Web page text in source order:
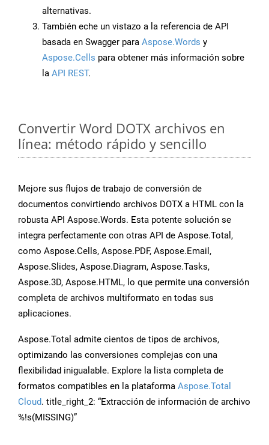
alternativas.
También eche un vistazo a la referencia de API
basada en Swagger para Aspose.Words y
Aspose.Cells para obtener más información sobre
la API REST.
Convertir Word DOTX archivos en
línea: método rápido y sencillo
Mejore sus flujos de trabajo de conversión de
documentos convirtiendo archivos DOTX a HTML con la
robusta API Aspose.Words. Esta potente solución se
integra perfectamente con otras API de Aspose.Total,
como Aspose.Cells, Aspose.PDF, Aspose.Email,
Aspose.Slides, Aspose.Diagram, Aspose.Tasks,
Aspose.3D, Aspose.HTML, lo que permite una conversión
completa de archivos multiformato en todas sus
aplicaciones.
Aspose.Total admite cientos de tipos de archivos,
optimizando las conversiones complejas con una
flexibilidad inigualable. Explore la lista completa de
formatos compatibles en la plataforma Aspose.Total
Cloud. title_right_2: “Extracción de información de archivo
%!s(MISSING)”